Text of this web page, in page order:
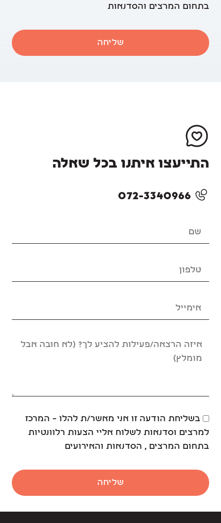
בתחום המרצים והסדנאות
שליחה
התייעצו איתנו בכל שאלה
072-3340966
בשליחת הודעה זו אני מאשר/ת להלו – המרכז
למרצים וסדנאות לשלוח אליי הצעות רלוונטיות
בתחום המרצים , הסדנאות והאירועים
שליחה